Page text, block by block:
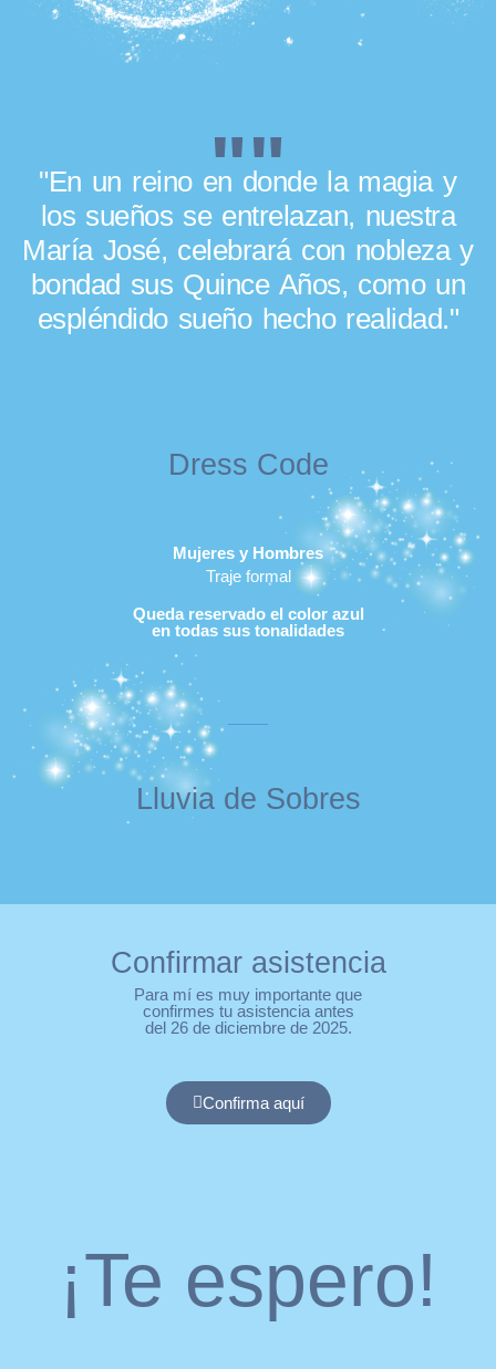
""
"En un reino en donde la magia y
los sueños se entrelazan, nuestra
María José, celebrará con nobleza y
bondad sus Quince Años, como un
espléndido sueño hecho realidad."
Dress Code
Mujeres y Hombres
Traje formal
Queda reservado el color azul
en todas sus tonalidades
Lluvia de Sobres
Confirmar asistencia
Para mí es muy importante que
confirmes tu asistencia antes
del 26 de diciembre de 2025.
Confirma aquí
¡Te espero!